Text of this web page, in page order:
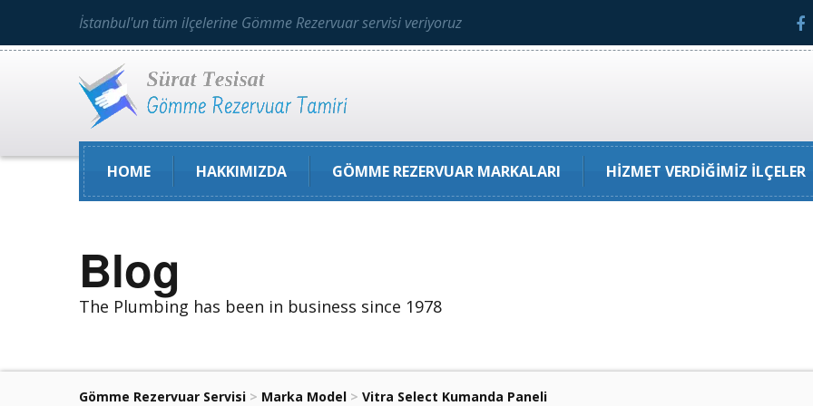
İstanbul'un tüm ilçelerine Gömme Rezervuar servisi veriyoruz
HOME HAKKIMIZDA GÖMME REZERVUAR MARKALARI HIZMET VERDIĞIMIZ İLÇELER
Blog
The Plumbing has been in business since 1978
Gömme Rezervuar Servisi > Marka Model > Vitra Select Kumanda Paneli